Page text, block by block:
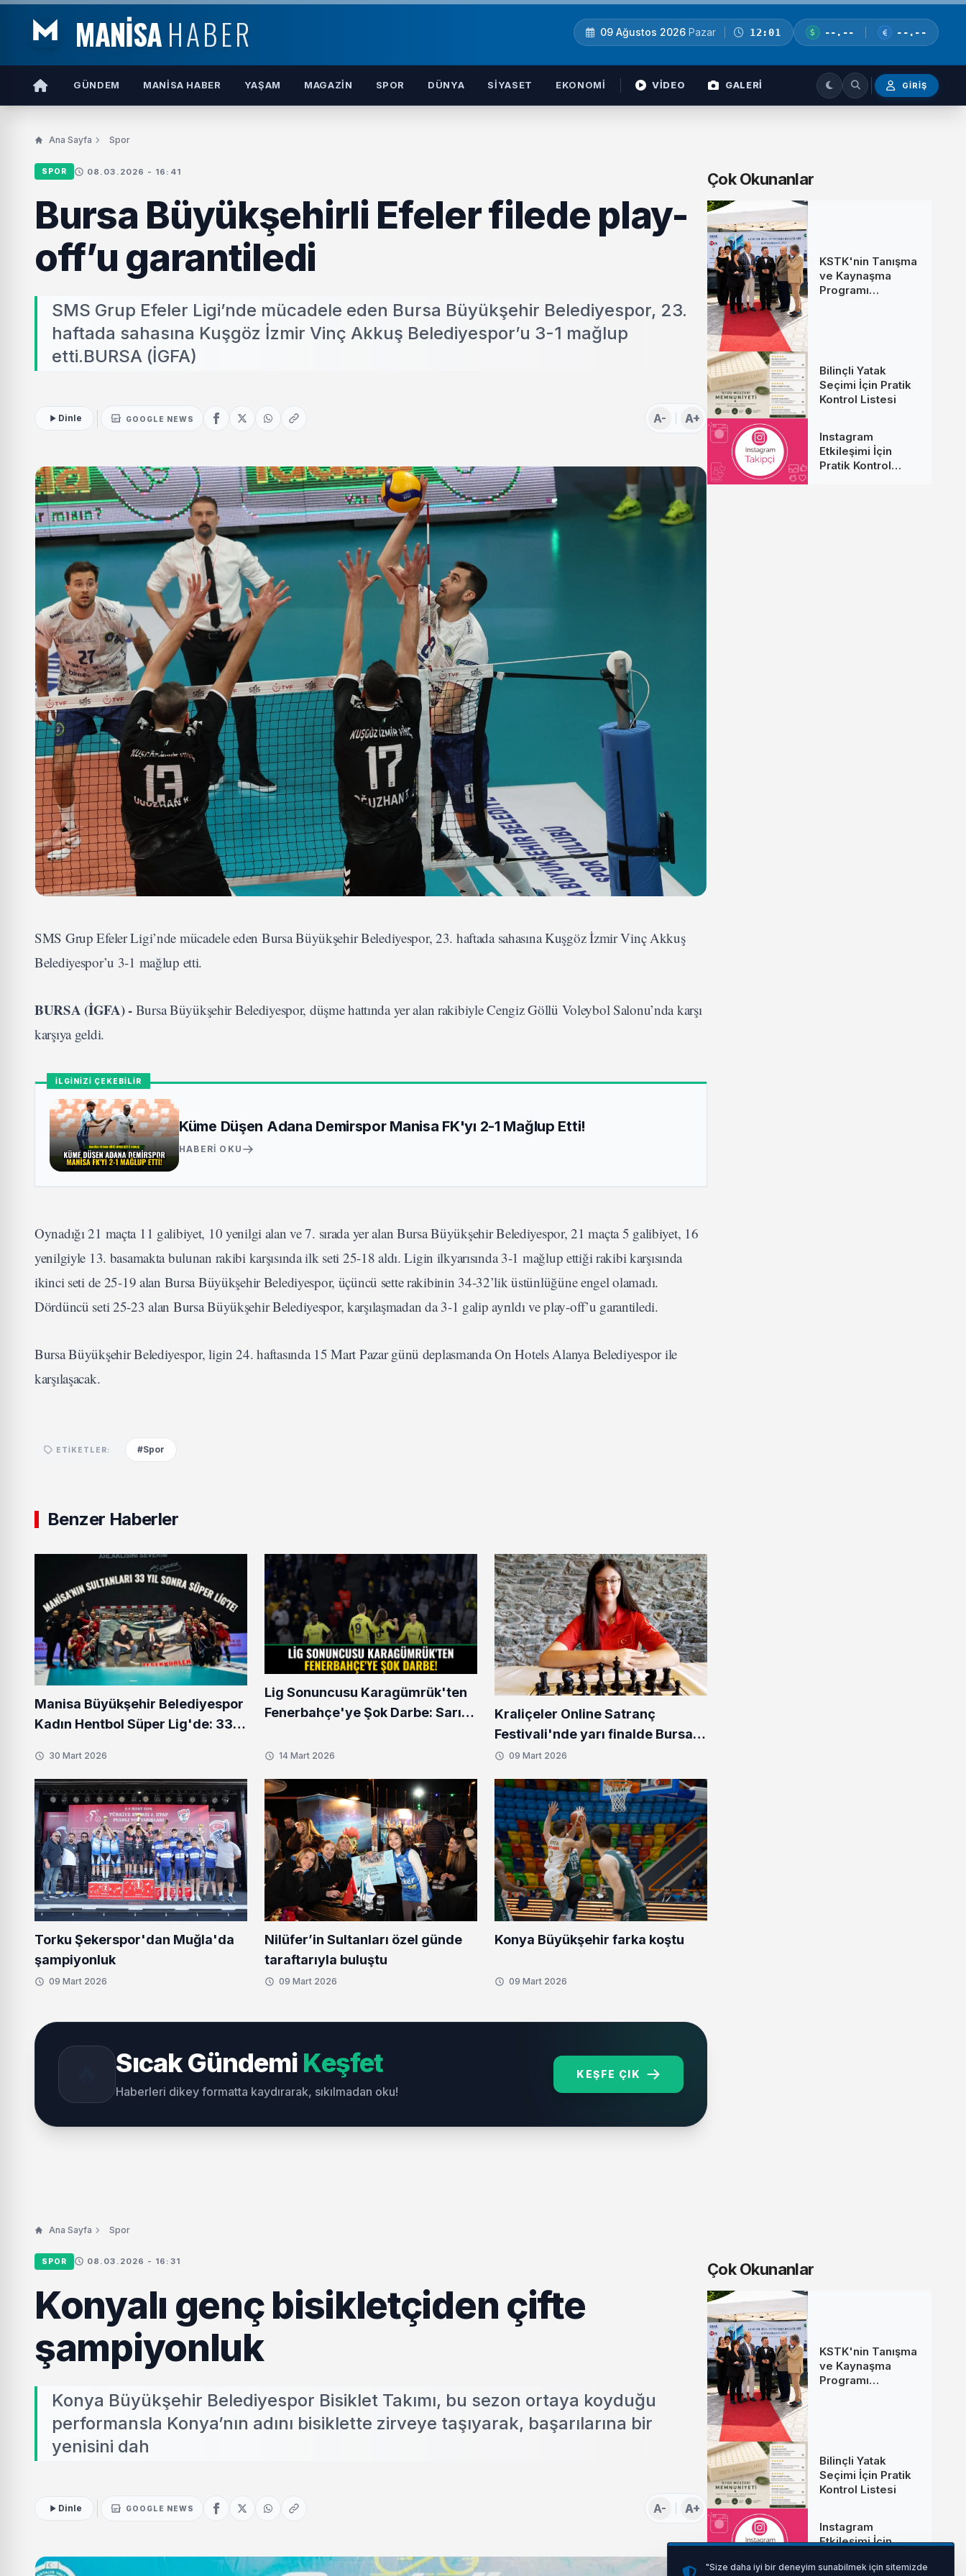
MANİSAHABER 09 Ağustos 2026 Pazar 12:01 --.-- --.--
GÜNDEM MANISA HABER YAŞAM MAGAZIN SPOR DÜNYA SIYASET EKONOMI VİDEO GALERİ GIRIŞ
Ana Sayfa Spor
SPOR 08.03.2026 - 16:41
Bursa Büyükşehirli Efeler filede play-
off’u garantiledi
SMS Grup Efeler Ligi’nde mücadele eden Bursa Büyükşehir Belediyespor, 23.
haftada sahasına Kuşgöz İzmir Vinç Akkuş Belediyespor’u 3-1 mağlup
etti.BURSA (İGFA)
Dinle GOOGLE NEWS A- A+
SMS Grup Efeler Ligi’nde mücadele eden Bursa Büyükşehir Belediyespor, 23. haftada sahasına Kuşgöz İzmir Vinç Akkuş
Belediyespor’u 3-1 mağlup etti.
BURSA (İGFA) - Bursa Büyükşehir Belediyespor, düşme hattında yer alan rakibiyle Cengiz Göllü Voleybol Salonu’nda karşı
karşıya geldi.
İLGİNİZİ ÇEKEBİLİR
Küme Düşen Adana Demirspor Manisa FK'yı 2-1 Mağlup Etti!
HABERI OKU
Oynadığı 21 maçta 11 galibiyet, 10 yenilgi alan ve 7. sırada yer alan Bursa Büyükşehir Belediyespor, 21 maçta 5 galibiyet, 16
yenilgiyle 13. basamakta bulunan rakibi karşısında ilk seti 25-18 aldı. Ligin ilkyarısında 3-1 mağlup ettiği rakibi karşısında
ikinci seti de 25-19 alan Bursa Büyükşehir Belediyespor, üçüncü sette rakibinin 34-32’lik üstünlüğüne engel olamadı.
Dördüncü seti 25-23 alan Bursa Büyükşehir Belediyespor, karşılaşmadan da 3-1 galip ayrıldı ve play-off’u garantiledi.
Bursa Büyükşehir Belediyespor, ligin 24. haftasında 15 Mart Pazar günü deplasmanda On Hotels Alanya Belediyespor ile
karşılaşacak.
ETIKETLER: #Spor
Benzer Haberler
Manisa Büyükşehir Belediyespor
Kadın Hentbol Süper Lig'de: 33
30 Mart 2026
Lig Sonuncusu Karagümrük'ten
Fenerbahçe'ye Şok Darbe: Sarı-
14 Mart 2026
Kraliçeler Online Satranç
Festivali'nde yarı finalde Bursalı
bir isim
09 Mart 2026
Torku Şekerspor'dan Muğla'da
şampiyonluk
09 Mart 2026
Nilüfer’in Sultanları özel günde
taraftarıyla buluştu
09 Mart 2026
Konya Büyükşehir farka koştu
09 Mart 2026
Sıcak Gündemi Keşfet
Haberleri dikey formatta kaydırarak, sıkılmadan oku!
KEŞFE ÇIK
Çok Okunanlar
KSTK'nin Tanışma
ve Kaynaşma
Programı
Bilinçli Yatak
Seçimi İçin Pratik
Kontrol Listesi
Instagram
Etkileşimi İçin
Pratik Kontrol
Ana Sayfa Spor
SPOR 08.03.2026 - 16:31
Konyalı genç bisikletçiden çifte
şampiyonluk
Konya Büyükşehir Belediyespor Bisiklet Takımı, bu sezon ortaya koyduğu
performansla Konya’nın adını bisiklette zirveye taşıyarak, başarılarına bir
yenisini dah
Dinle GOOGLE NEWS A- A+
Çok Okunanlar
KSTK'nin Tanışma
ve Kaynaşma
Programı
Bilinçli Yatak
Seçimi İçin Pratik
Kontrol Listesi
Instagram
Etkileşimi İçin
Listesi
"Size daha iyi bir deneyim sunabilmek için sitemizde